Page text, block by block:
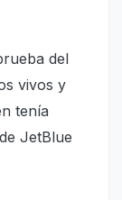
del
vivos y
tenía
JetBlue